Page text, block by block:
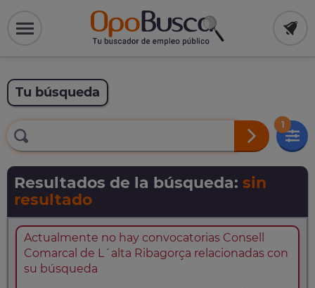
Tu búsqueda
1
Resultados de la búsqueda: sin
resultado
Actualmente no hay convocatorias Consell
Comarcal de L´alta Ribagorça relacionadas con
su búsqueda